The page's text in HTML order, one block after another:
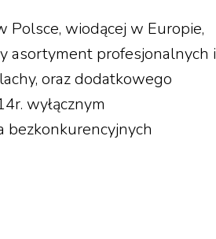
Polsce, wiodącej w Europie,
asortyment profesjonalnych i
oraz dodatkowego
wyłącznym
bezkonkurencyjnych